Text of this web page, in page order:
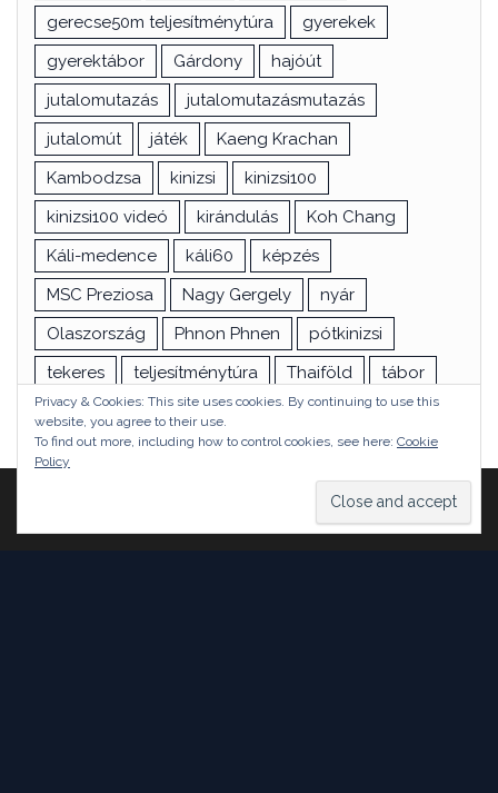
gerecse50m teljesítménytúra
gyerekek
gyerektábor
Gárdony
hajóút
jutalomutazás
jutalomutazásmutazás
jutalomút
játék
Kaeng Krachan
Kambodzsa
kinizsi
kinizsi100
kinizsi100 videó
kirándulás
Koh Chang
Káli-medence
káli60
képzés
MSC Preziosa
Nagy Gergely
nyár
Olaszország
Phnon Phnen
pótkinizsi
tekeres
teljesítménytúra Thaiföld
tábor
túra
utazás vizsga Ázsia
Theme:Head Blog
Privacy & Cookies: This site uses cookies. By continuing to use this
website, you agree to their use.
To find out more, including how to control cookies, see here: Cookie
Policy